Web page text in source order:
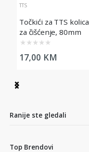
TTS
Točkići za TTS kolica
za čišćenje, 80mm
★ ★ ★ ★ ★
17,00 KM
Item
5
Ranije ste gledali
Top Brendovi